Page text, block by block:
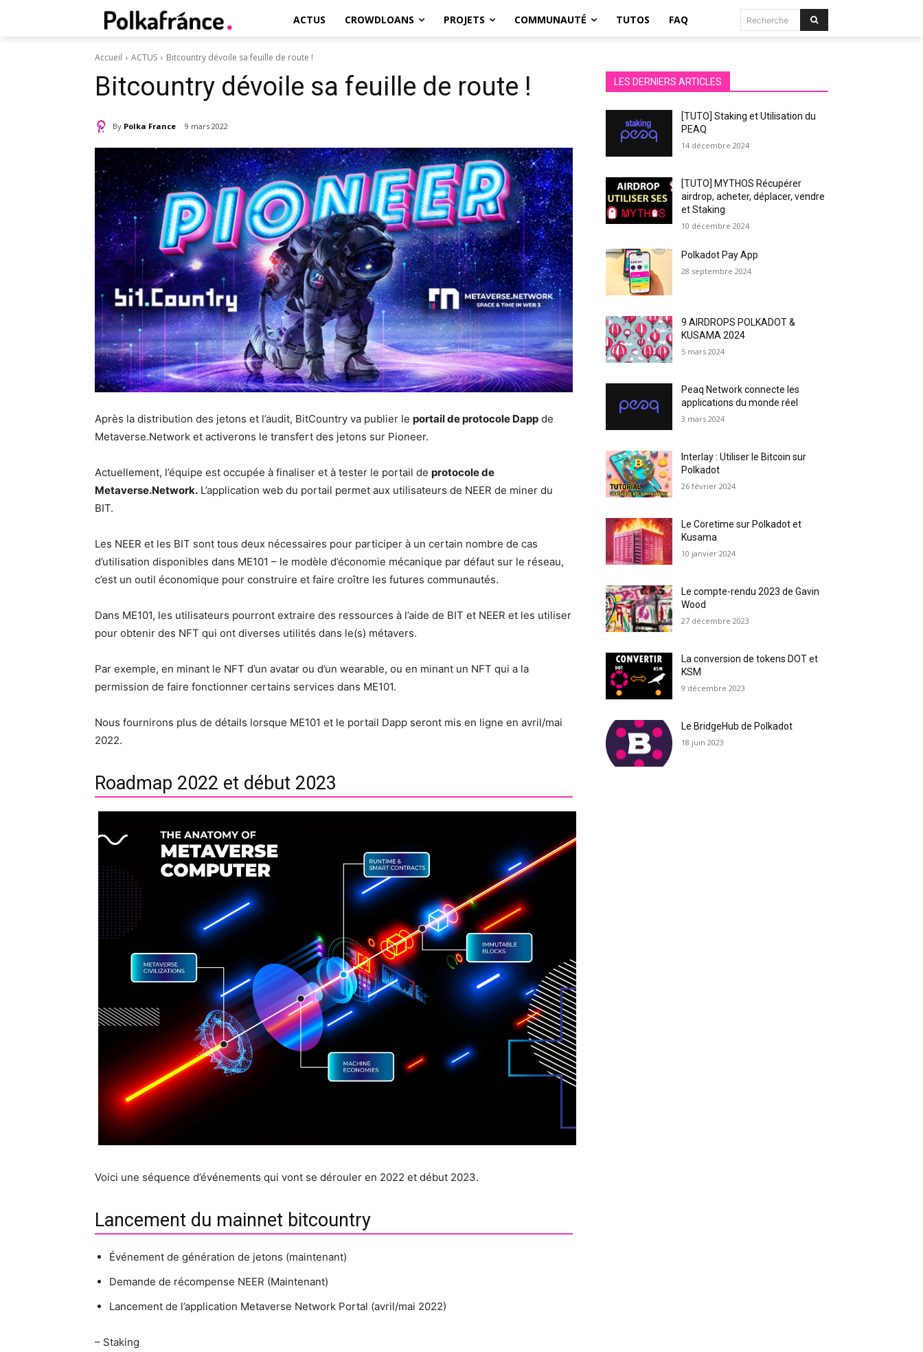
ACTUS CROWDLOANS PROJETS COMMUNAUTÉ TUTOS FAQ Recherche
Accueil ACTUS Bitcountry dévoile sa feuille de route !
Bitcountry dévoile sa feuille de route !
By Polka France 9 mars 2022
Après la distribution des jetons et l’audit, BitCountry va publier le portail de protocole Dapp de
Metaverse.Network et activerons le transfert des jetons sur Pioneer.
Actuellement, l’équipe est occupée à finaliser et à tester le portail de protocole de
Metaverse.Network. L’application web du portail permet aux utilisateurs de NEER de miner du
BIT.
Les NEER et les BIT sont tous deux nécessaires pour participer à un certain nombre de cas
d’utilisation disponibles dans ME101 – le modèle d’économie mécanique par défaut sur le réseau,
c’est un outil économique pour construire et faire croître les futures communautés.
Dans ME101, les utilisateurs pourront extraire des ressources à l’aide de BIT et NEER et les utiliser
pour obtenir des NFT qui ont diverses utilités dans le(s) métavers.
Par exemple, en minant le NFT d’un avatar ou d’un wearable, ou en minant un NFT qui a la
permission de faire fonctionner certains services dans ME101.
Nous fournirons plus de détails lorsque ME101 et le portail Dapp seront mis en ligne en avril/mai
2022.
Roadmap 2022 et début 2023
Voici une séquence d’événements qui vont se dérouler en 2022 et début 2023.
Lancement du mainnet bitcountry
Événement de génération de jetons (maintenant)
Demande de récompense NEER (Maintenant)
Lancement de l’application Metaverse Network Portal (avril/mai 2022)
– Staking
LES DERNIERS ARTICLES
[TUTO] Staking et Utilisation du
PEAQ
14 décembre 2024
[TUTO] MYTHOS Récupérer
airdrop, acheter, déplacer, vendre
et Staking
10 décembre 2024
Polkadot Pay App
28 septembre 2024
9 AIRDROPS POLKADOT &
KUSAMA 2024
5 mars 2024
Peaq Network connecte les
applications du monde réel
3 mars 2024
Interlay : Utiliser le Bitcoin sur
Polkadot
26 février 2024
Le Coretime sur Polkadot et
Kusama
10 janvier 2024
Le compte-rendu 2023 de Gavin
Wood
27 décembre 2023
La conversion de tokens DOT et
KSM
9 décembre 2023
Le BridgeHub de Polkadot
18 juin 2023